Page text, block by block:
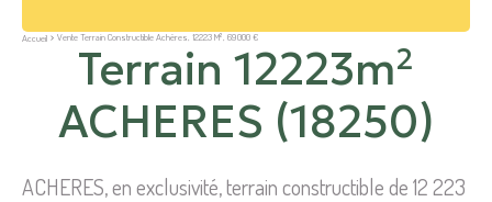
Accueil Vente Terrain Constructible Achères, 12223 M², 69 000 €
Terrain 12223m²
ACHERES (18250)
ACHERES, en exclusivité, terrain constructible de 12 223